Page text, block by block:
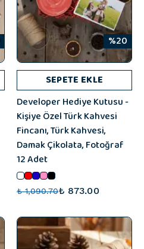
%20
SEPETE EKLE
Developer Hediye Kutusu -
Kişiye Özel Türk Kahvesi
Fincanı, Türk Kahvesi,
Damak Çikolata, Fotoğraf
12 Adet
₺ 1,090.70₺ 873.00